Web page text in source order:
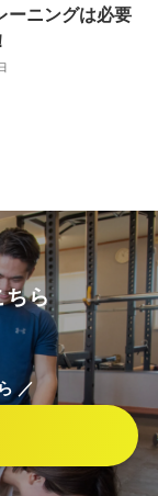
ーニングは必要
ちら
／